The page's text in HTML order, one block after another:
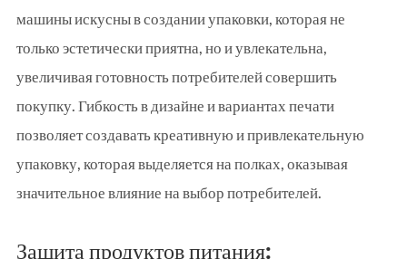
машины искусны в создании упаковки, которая не
только эстетически приятна, но и увлекательна,
увеличивая готовность потребителей совершить
покупку. Гибкость в дизайне и вариантах печати
позволяет создавать креативную и привлекательную
упаковку, которая выделяется на полках, оказывая
значительное влияние на выбор потребителей.
Защита продуктов питания: